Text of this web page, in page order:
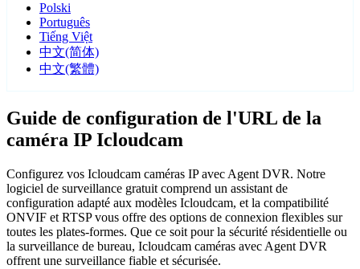
Polski
Português
Tiếng Việt
中文(简体)
中文(繁體)
Guide de configuration de l'URL de la
caméra IP Icloudcam
Configurez vos Icloudcam caméras IP avec Agent DVR. Notre
logiciel de surveillance gratuit comprend un assistant de
configuration adapté aux modèles Icloudcam, et la compatibilité
ONVIF et RTSP vous offre des options de connexion flexibles sur
toutes les plates-formes. Que ce soit pour la sécurité résidentielle ou
la surveillance de bureau, Icloudcam caméras avec Agent DVR
offrent une surveillance fiable et sécurisée.